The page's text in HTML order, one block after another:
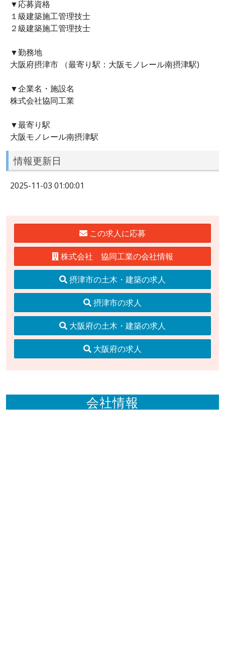
▼応募資格
１級建築施工管理技士
２級建築施工管理技士
▼勤務地
大阪府摂津市 （最寄り駅：大阪モノレール南摂津駅)
▼企業名・施設名
株式会社協同工業
▼最寄り駅
大阪モノレール南摂津駅
情報更新日
2025-11-03 01:00:01
この求人に応募
株式会社 協同工業の会社情報
摂津市の土木・建築の求人
摂津市の求人
大阪府の土木・建築の求人
大阪府の求人
会社情報